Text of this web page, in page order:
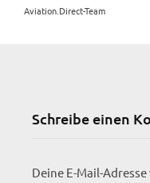
Aviation.Direct-Team
Schreibe einen
Deine E-Mail-